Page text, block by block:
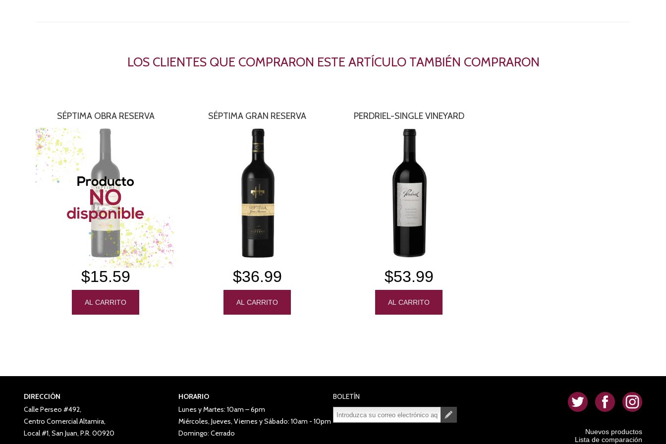
LOS CLIENTES QUE COMPRARON ESTE ARTÍCULO TAMBIÉN COMPRARON
SÉPTIMA OBRA RESERVA
$15.59
SÉPTIMA GRAN RESERVA
$36.99
PERDRIEL-SINGLE VINEYARD
$53.99
DIRECCIÓN
Calle Perseo #492,
Centro Comercial Altamira,
Local #1, San Juan, P.R. 00920
HORARIO
Lunes y Martes: 10am – 6pm
Miércoles, Jueves, Viernes y Sábado: 10am - 10pm
Domingo: Cerrado
BOLETÍN . . .
Nuevos productos
Lista de comparación